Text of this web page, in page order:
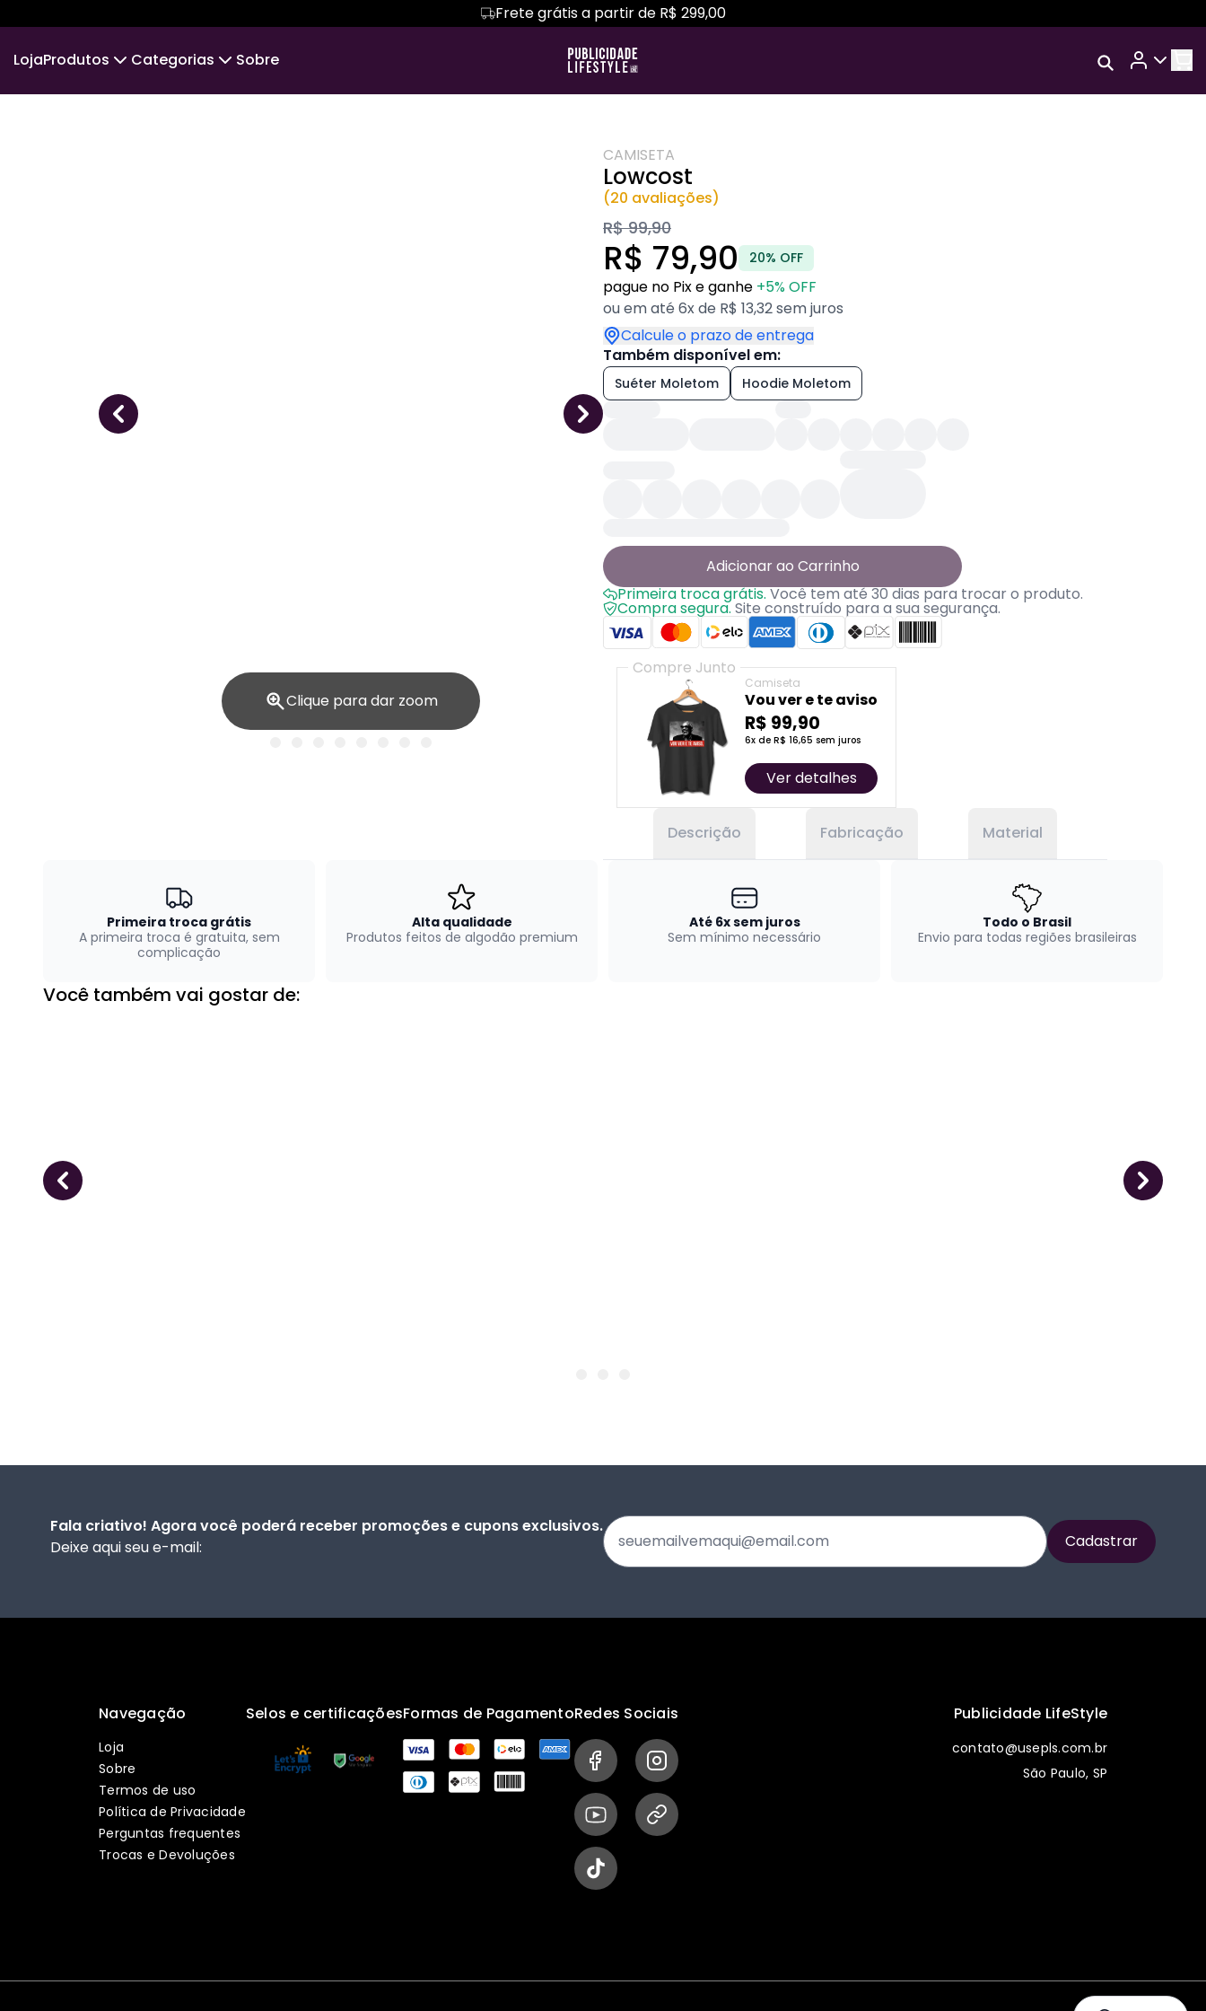
Frete grátis a partir de R$ 299,00
LojaProdutos
Camiseta
Camiseta Infantil Camiseta Algodão Peruano
Hoodie Moletom
Categorias
PLS PRIME
MENOS É MAIS TRAGO VERDADES
MARKETING DIGITAL
Sobre
Rastrear Meu
Clique para dar zoom
CAMISETA
Lowcost
(20 avaliações)
R$ 99,90
R$ 79,90 20% OFF
pague no Pix e ganhe +5% OFF
ou em até 6x de R$ 13,32 sem juros
Calcule o prazo de entrega
Também disponível em:
Suéter Moletom Hoodie Moletom
Adicionar ao Carrinho
Primeira troca grátis.Você tem até 30 dias para trocar o produto.
Compra segura.Site construído para a sua segurança.
Compre Junto
Camiseta
Vou ver e te aviso
R$ 99,90
6x de R$ 16,65 sem juros
Ver detalhes
Descrição Fabricação Material
Primeira troca grátis
A primeira troca é gratuita, sem
complicação
Alta qualidade
Produtos feitos de algodão premium
Até 6x sem juros
Sem mínimo necessário
Todo o Brasil
Envio para todas regiões brasileiras
Você também vai gostar de:
Fala criativo! Agora você poderá receber promoções e cupons exclusivos.
Deixe aqui seu e-mail:
Navegação
Loja
Sobre
Termos de uso
Política de Privacidade
Perguntas frequentes
Trocas e Devoluções
Selos e certificaçõesFormas de PagamentoRedes Sociais Publicidade LifeStyle
contato@usepls.com.br
São Paulo, SP